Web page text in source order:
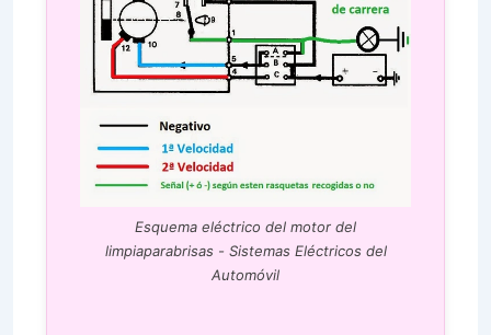
Esquema eléctrico del motor del
limpiaparabrisas - Sistemas Eléctricos del
Automóvil